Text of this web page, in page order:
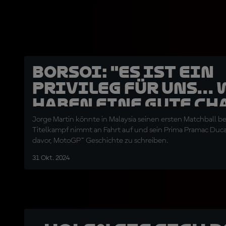
Borsoi: "Es ist ein
Privileg für uns...
haben eine gute
den Fahrertitel zu
Jorge Martin könnte in Malaysia seinen ersten Matchball
Titelkampf nimmt an Fahrt auf und sein Prima Pramac
davor, MotoGP™ Geschichte zu schreiben.
31 Okt. 2024